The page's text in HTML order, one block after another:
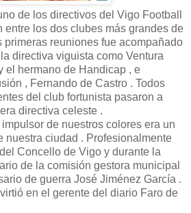
de los directivos del Vigo Football
entre los dos clubes más grandes de
primeras reuniones fue acompañado
directiva viguista como Ventura
el hermano de Handicap , e
, Fernando de Castro . Todos
del club fortunista pasaron a
directiva celeste .
de nuestros colores era un
nuestra ciudad . Profesionalmente
Concello de Vigo y durante la
de la comisión gestora municipal
de guerra José Jiménez García .
en el gerente del diario Faro de